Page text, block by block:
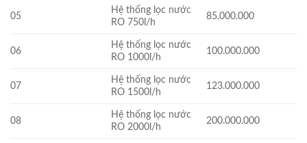
05
Hệ thống lọc nước
RO 750l/h
85.000.000
06
Hệ thống lọc nước
RO 1000l/h
100.000.000
07
Hệ thống lọc nước
RO 1500l/h
123.000.000
08
Hệ thống lọc nước
RO 2000l/h
200.000.000